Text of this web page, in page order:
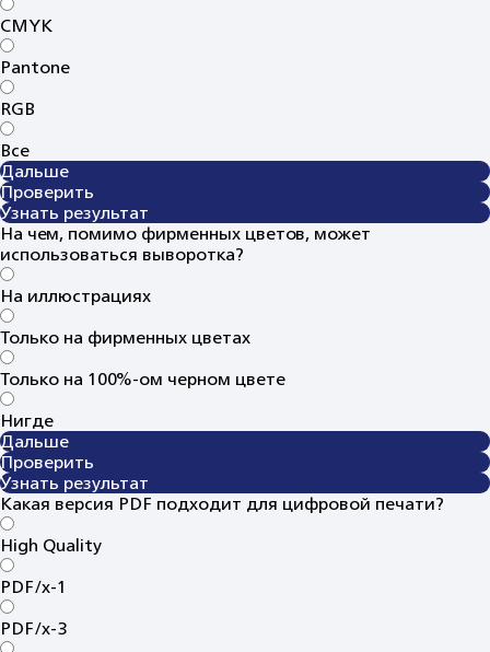
CMYK
Pantone
RGB
Все
Дальше
Проверить
Узнать результат
На чем, помимо фирменных цветов, может
использоваться выворотка?
На иллюстрациях
Только на фирменных цветах
Только на 100%-ом черном цвете
Нигде
Дальше
Проверить
Узнать результат
Какая версия PDF подходит для цифровой печати?
High Quality
PDF/x-1
PDF/x-3